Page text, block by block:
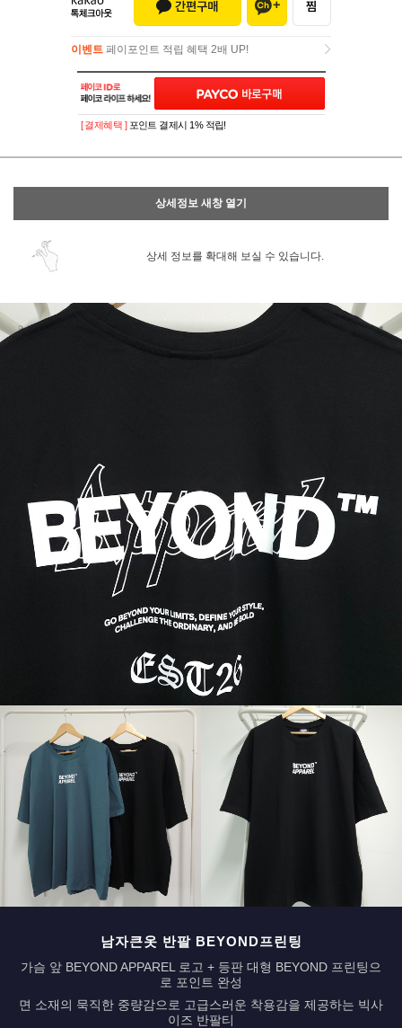
이벤트 페이포인트 적립 혜택 2배 UP!
페이코 ID로 페
PAYCO 바로구매
[ 결제혜택 ] 포인트 결제시 1% 적립!
상세정보 새창 열기
상세 정보를 확대해 보실 수 있습니다.
남자큰옷 반팔 BEYOND프린팅
가슴 앞 BEYOND APPAREL 로고 + 등판 대형 BEYOND 프린팅으
로 포인트 완성
면 소재의 묵직한 중량감으로 고급스러운 착용감을 제공하는 빅사
이즈 반팔티